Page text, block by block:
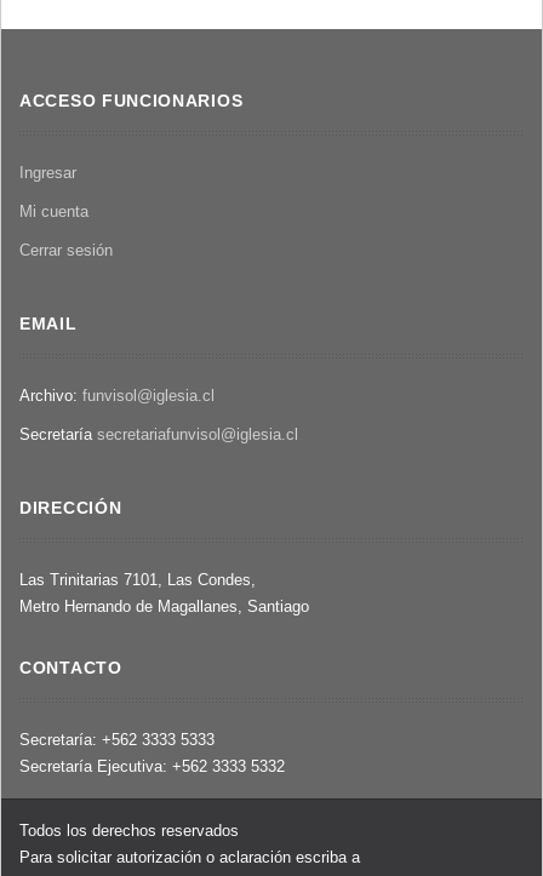
ACCESO FUNCIONARIOS
Ingresar
Mi cuenta
Cerrar sesión
EMAIL
Archivo: funvisol@iglesia.cl
Secretaría secretariafunvisol@iglesia.cl
DIRECCIÓN
Las Trinitarias 7101, Las Condes,
Metro Hernando de Magallanes, Santiago
CONTACTO
Secretaría: +562 3333 5333
Secretaría Ejecutiva: +562 3333 5332
Todos los derechos reservados
Para solicitar autorización o aclaración escriba a